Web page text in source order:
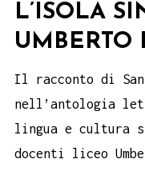
L’ISOLA
UMBERTO
Il racconto di
nell’antologia
lingua e cultura
docenti liceo